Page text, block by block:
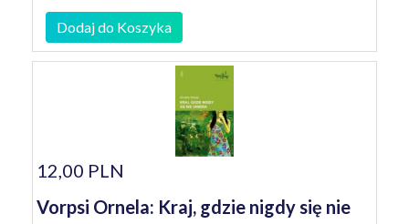
Dodaj do Koszyka
12,00 PLN
Vorpsi Ornela: Kraj, gdzie nigdy się nie